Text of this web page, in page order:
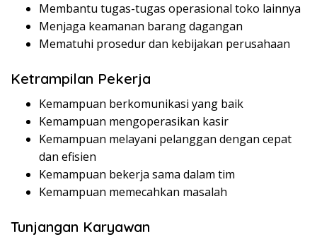
Membantu tugas-tugas operasional toko lainnya
Menjaga keamanan barang dagangan
Mematuhi prosedur dan kebijakan perusahaan
Ketrampilan Pekerja
Kemampuan berkomunikasi yang baik
Kemampuan mengoperasikan kasir
Kemampuan melayani pelanggan dengan cepat
dan efisien
Kemampuan bekerja sama dalam tim
Kemampuan memecahkan masalah
Tunjangan Karyawan